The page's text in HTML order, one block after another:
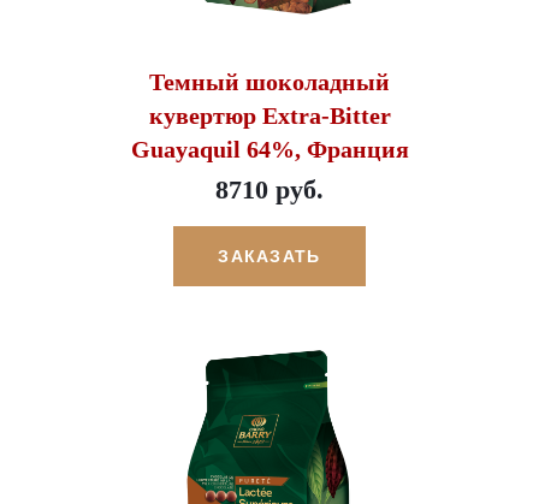
Темный шоколадный
кувертюр Extra-Bitter
Guayaquil 64%, Франция
8710 руб.
ЗАКАЗАТЬ